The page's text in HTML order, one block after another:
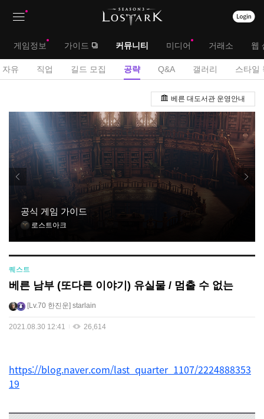
뉴
대
메
게임정보 가이드 커뮤니티 미디어 거래소 웹
서
메
뉴
자유 직업 길드 모집 공략 Q&A 갤러리 스타일
략
판
베른 대도서관 운영안내
공식 게임 가이드
로스트아크
퀘스트
베른 남부 (또다른 이야기) 유실물 / 멈출 수 없는
Lv.70 한진운 starlain
2021.08.30 12:41 26,614
https://blog.naver.com/last_quarter_1107/2224888353
19